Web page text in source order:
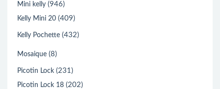
Mini kelly (946)
Kelly Mini 20 (409)
Kelly Pochette (432)
Mosaique (8)
Picotin Lock (231)
Picotin Lock 18 (202)